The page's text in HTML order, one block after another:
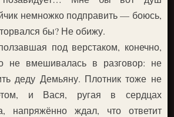
немножко подправить — боюсь,
бы? Не обижу.
под верстаком, конечно,
не вмешивалась в разговор: не
деду Демьяну. Плотник тоже не
и Вася, ругая в сердцах
напряжённо ждал, что ответит